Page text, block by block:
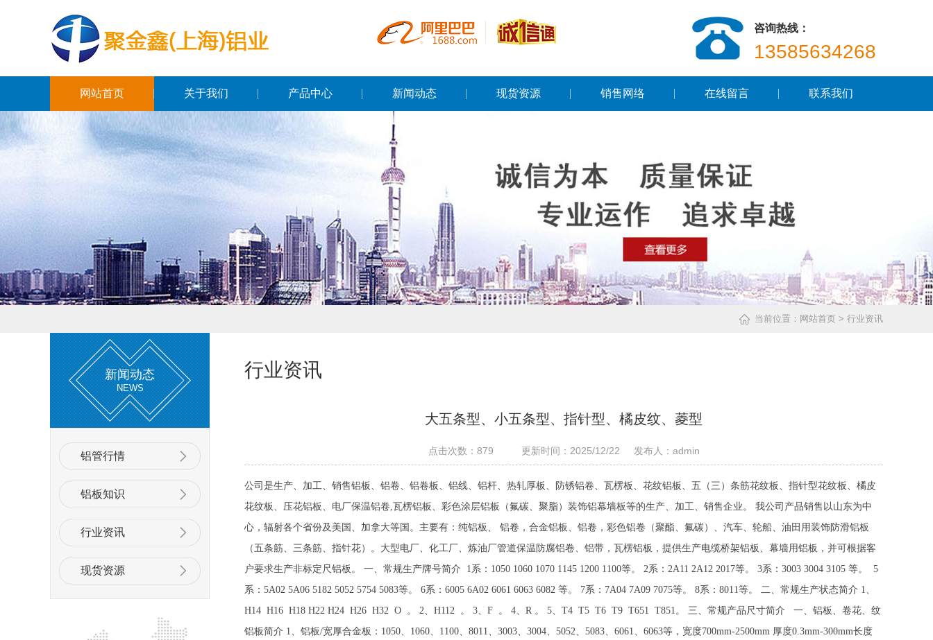
咨询热线：
13585634268
网站首页 关于我们 产品中心 新闻动态 现货资源 销售网络 在线留言 联系我们
当前位置： 网站首页 > 行业资讯
新闻动态
NEWS
铝管行情
铝板知识
行业资讯
现货资源
行业资讯
大五条型、小五条型、指针型、橘皮纹、菱型
点击次数： 879 更新时间：2025/12/22 发布人：admin
公司是生产、加工、销售铝板、铝卷、铝卷板、铝线、铝杆、热轧厚板、防锈铝卷、瓦楞板、花纹铝板、五（三）条筋花纹板、指针型花纹板、橘皮
花纹板、压花铝板、电厂保温铝卷,瓦楞铝板、彩色涂层铝板（氟碳、聚脂）装饰铝幕墙板等的生产、加工、销售企业。 我公司产品销售以山东为中
心，辐射各个省份及美国、加拿大等国。主要有：纯铝板、 铝卷，合金铝板、铝卷，彩色铝卷（聚酯、氟碳）、汽车、轮船、油田用装饰防滑铝板
（五条筋、三条筋、指针花）。大型电厂、化工厂、炼油厂管道保温防腐铝卷、铝带，瓦楞铝板，提供生产电缆桥架铝板、幕墙用铝板，并可根据客
户要求生产非标定尺铝板。 一、常规生产牌号简介 1系：1050 1060 1070 1145 1200 1100等。 2系：2A11 2A12 2017等。 3系：3003 3004 3105 等。 5
系：5A02 5A06 5182 5052 5754 5083等。 6系：6005 6A02 6061 6063 6082 等。 7系：7A04 7A09 7075等。 8系：8011等。 二、常规生产状态简介 1、
H14 H16 H18 H22 H24 H26 H32 O 。 2、H112 。 3、F 。 4、R 。 5、T4 T5 T6 T9 T651 T851。 三、常规产品尺寸简介 一、铝板、卷花、纹
铝板简介 1、铝板/宽厚合金板：1050、1060、1100、8011、3003、3004、5052、5083、6061、6063等，宽度700mm-2500mm 厚度0.3mm-300mm长度